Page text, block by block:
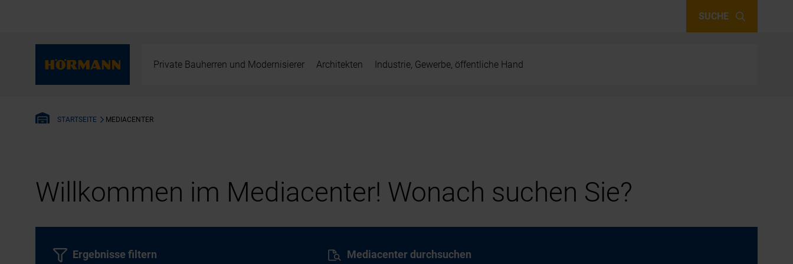
SUCHE
Private Bauherren und Modernisierer Architekten Industrie, Gewerbe, öffentliche Hand
STARTSEITE MEDIACENTER
Willkommen im Mediacenter! Wonach suchen Sie?
Mediacenter durchsuchen
Ergebnisse filtern